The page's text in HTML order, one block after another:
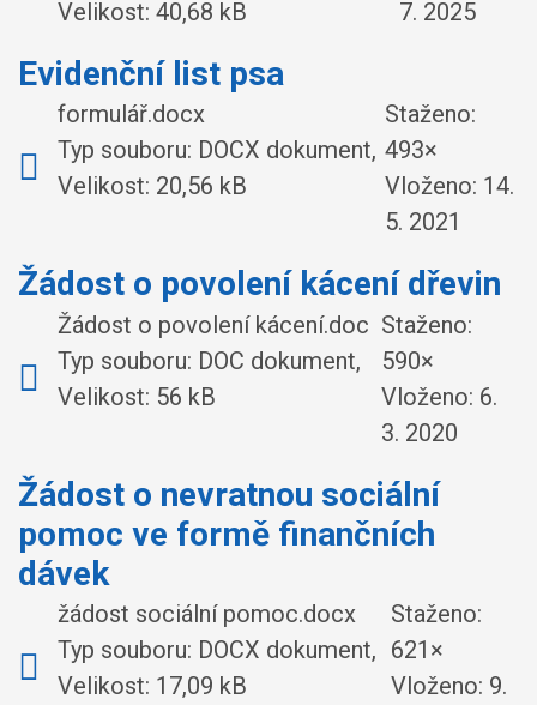
Velikost: 40,68 kB
7. 2025
Evidenční list psa
formulář.docx
Typ souboru: DOCX dokument,
Velikost: 20,56 kB
Staženo:
493×
Vloženo: 14.
5. 2021
Žádost o povolení kácení dřevin
Žádost o povolení kácení.doc
Typ souboru: DOC dokument,
Velikost: 56 kB
Staženo:
590×
Vloženo: 6.
3. 2020
Žádost o nevratnou sociální
pomoc ve formě finančních
dávek
žádost sociální pomoc.docx
Typ souboru: DOCX dokument,
Velikost: 17,09 kB
Staženo:
621×
Vloženo: 9.